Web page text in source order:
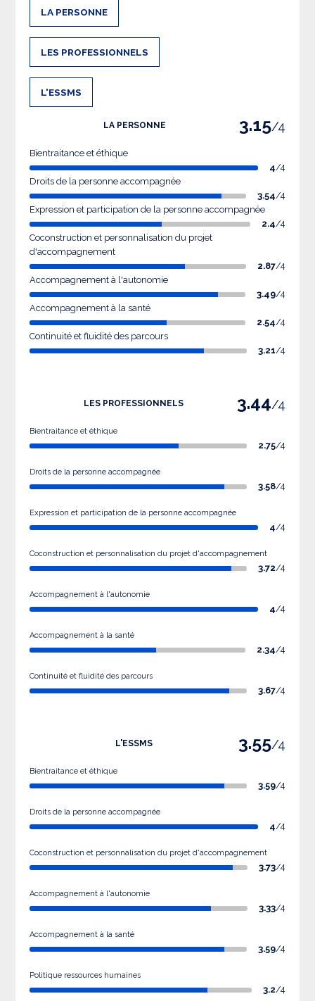
LA PERSONNE
LES PROFESSIONNELS
L'ESSMS
LA PERSONNE 3.15/4
Bientraitance et éthique
4/4
Droits de la personne accompagnée
3.54/4
Expression et participation de la personne accompagnée
2.4/4
Coconstruction et personnalisation du projet
d'accompagnement
2.87/4
Accompagnement à l'autonomie
3.49/4
Accompagnement à la santé
2.54/4
Continuité et fluidité des parcours
3.21/4
LES PROFESSIONNELS 3.44/4
Bientraitance et éthique
2.75/4
Droits de la personne accompagnée
3.58/4
Expression et participation de la personne accompagnée
4/4
Coconstruction et personnalisation du projet d'accompagnement
3.72/4
Accompagnement à l'autonomie
4/4
Accompagnement à la santé
2.34/4
Continuité et fluidité des parcours
3.67/4
L'ESSMS 3.55/4
Bientraitance et éthique
3.59/4
Droits de la personne accompagnée
4/4
Coconstruction et personnalisation du projet d'accompagnement
3.73/4
Accompagnement à l'autonomie
3.33/4
Accompagnement à la santé
3.59/4
Politique ressources humaines
3.2/4